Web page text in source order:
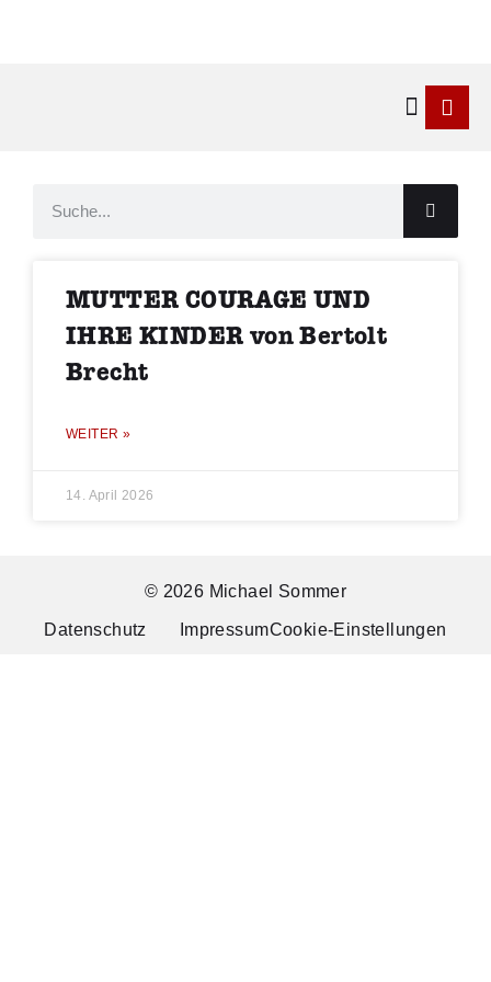
MUTTER COURAGE UND
IHRE KINDER von Bertolt
Brecht
WEITER »
14. April 2026
© 2026 Michael Sommer
Datenschutz ImpressumCookie-Einstellungen